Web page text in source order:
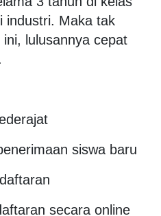
industri. Maka tak
lulusannya cepat
siswa baru
secara online